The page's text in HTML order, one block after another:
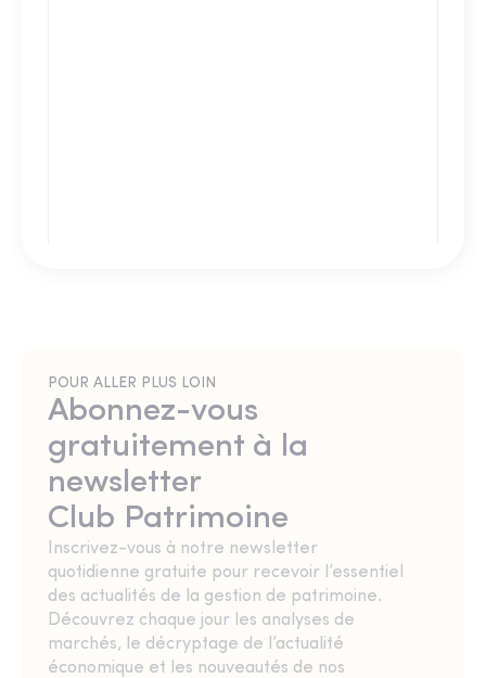
POUR ALLER PLUS LOIN
Abonnez-vous
gratuitement à la
newsletter
Club Patrimoine
Inscrivez-vous à notre newsletter
quotidienne gratuite pour recevoir l’essentiel
des actualités de la gestion de patrimoine.
Découvrez chaque jour les analyses de
marchés, le décryptage de l’actualité
économique et les nouveautés de nos